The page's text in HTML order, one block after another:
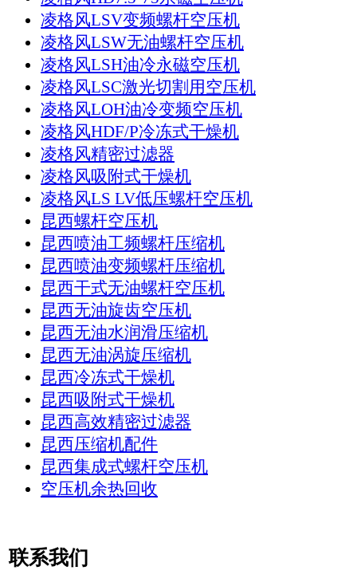
凌格风LSV变频螺杆空压机
凌格风LSW无油螺杆空压机
凌格风LSH油冷永磁空压机
凌格风LSC激光切割用空压机
凌格风LOH油冷变频空压机
凌格风HDF/P冷冻式干燥机
凌格风精密过滤器
凌格风吸附式干燥机
凌格风LS LV低压螺杆空压机
昆西螺杆空压机
昆西喷油工频螺杆压缩机
昆西喷油变频螺杆压缩机
昆西干式无油螺杆空压机
昆西无油旋齿空压机
昆西无油水润滑压缩机
昆西无油涡旋压缩机
昆西冷冻式干燥机
昆西吸附式干燥机
昆西高效精密过滤器
昆西压缩机配件
昆西集成式螺杆空压机
空压机余热回收
联系我们